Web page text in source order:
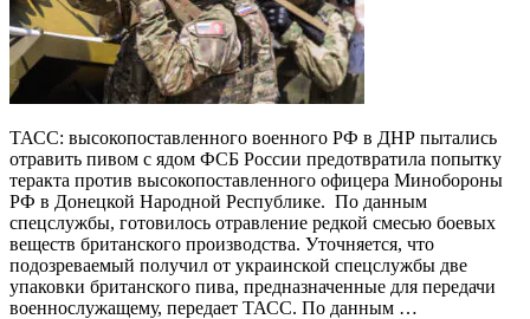
ТАСС: высокопоставленного военного РФ в ДНР пытались
отравить пивом с ядом ФСБ России предотвратила попытку
теракта против высокопоставленного офицера Минобороны
РФ в Донецкой Народной Республике. По данным
спецслужбы, готовилось отравление редкой смесью боевых
веществ британского производства. Уточняется, что
подозреваемый получил от украинской спецслужбы две
упаковки британского пива, предназначенные для передачи
военнослужащему, передает ТАСС. По данным …